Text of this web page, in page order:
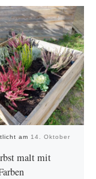
am 14. Oktober
malt mit